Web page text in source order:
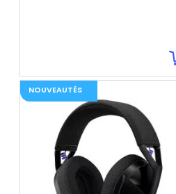
NOUVEAUTÉS